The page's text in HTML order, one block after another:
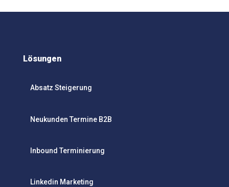
Lösungen
Absatz Steigerung
Neukunden Termine B2B
Inbound Terminierung
Linkedin Marketing